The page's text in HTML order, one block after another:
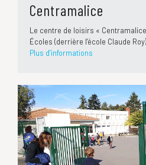
Centramalice
Le centre de loisirs «
Écoles (derrière l’école Claude
Plus d’informations